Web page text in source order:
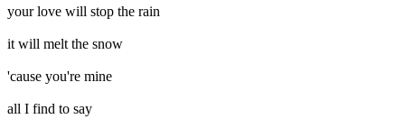
your love will stop the rain
it will melt the snow
'cause you're mine
all I find to say